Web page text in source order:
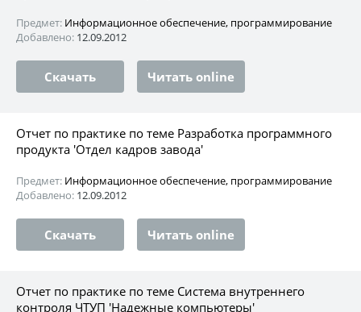
Предмет: Информационное обеспечение, программирование
Добавлено: 12.09.2012
Скачать Читать online
Отчет по практике по теме Разработка программного
продукта 'Отдел кадров завода'
Предмет: Информационное обеспечение, программирование
Добавлено: 12.09.2012
Скачать Читать online
Отчет по практике по теме Система внутреннего
контроля ЧТУП 'Надежные компьютеры'